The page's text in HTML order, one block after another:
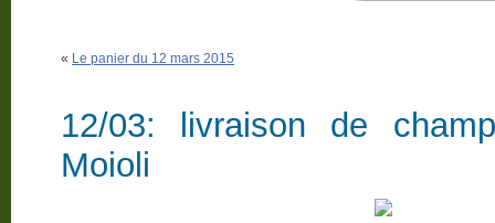
« Le panier du 12 mars 2015
12/03: livraison de
Moioli